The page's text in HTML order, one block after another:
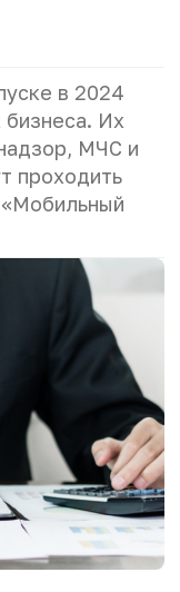
в 2024
бизнеса. Их
МЧС и
проходить